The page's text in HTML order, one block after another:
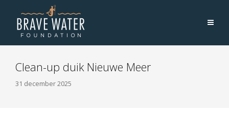
Clean-up duik Nieuwe Meer
31 december 2025